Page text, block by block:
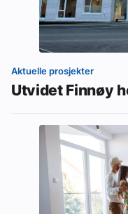
Aktuelle prosjekter
Utvidet Finnøy